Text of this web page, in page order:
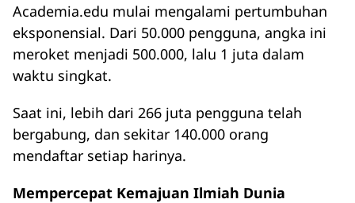
Academia.edu mulai mengalami pertumbuhan
eksponensial. Dari 50.000 pengguna, angka ini
meroket menjadi 500.000, lalu 1 juta dalam
waktu singkat.
Saat ini, lebih dari 266 juta pengguna telah
bergabung, dan sekitar 140.000 orang
mendaftar setiap harinya.
Mempercepat Kemajuan Ilmiah Dunia